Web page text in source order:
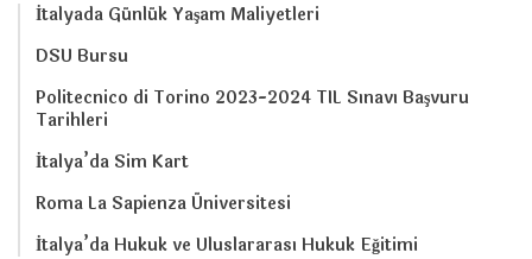
İtalyada Günlük Yaşam Maliyetleri
DSU Bursu
Politecnico di Torino 2023-2024 TIL Sınavı Başvuru
Tarihleri
İtalya’da Sim Kart
Roma La Sapienza Üniversitesi
İtalya’da Hukuk ve Uluslararası Hukuk Eğitimi